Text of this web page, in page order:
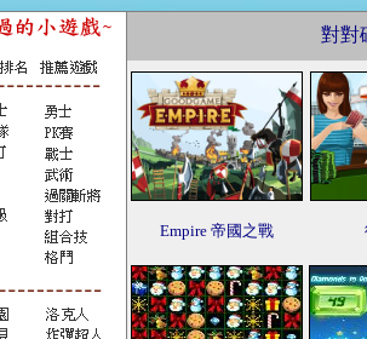
對對
Empire 帝國之戰